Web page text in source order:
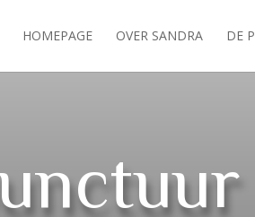
HOMEPAGE OVER SANDRA DE